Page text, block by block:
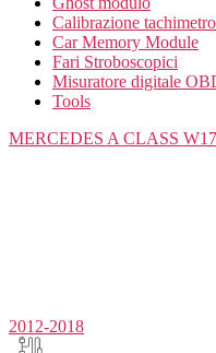
Calibrazione tachimetro
Car Memory Module
Fari Stroboscopici
Misuratore digitale
Tools
MERCEDES A CLASS
2012-2018